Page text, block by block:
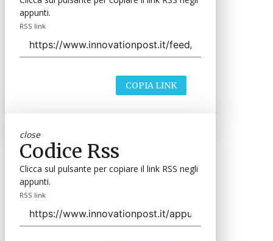
appunti.
RSS link
COPIA LINK
close
Codice Rss
Clicca sul pulsante per copiare il link RSS negli
appunti.
RSS link